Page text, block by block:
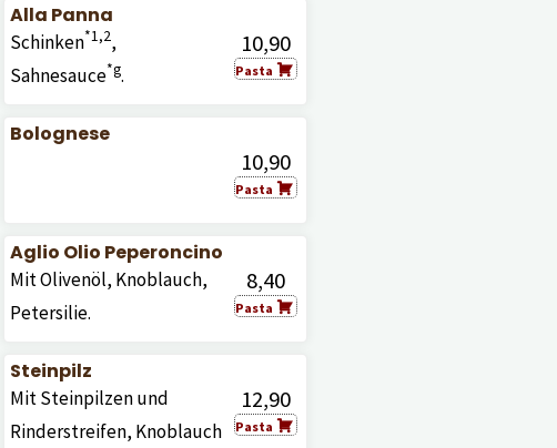
Alla Panna
10,90
Pasta
Schinken*1,2,
Sahnesauce*g.
Bolognese
10,90
Pasta
Aglio Olio Peperoncino
8,40
Pasta
Mit Olivenöl, Knoblauch,
Petersilie.
Steinpilz
12,90
Pasta
Mit Steinpilzen und
Rinderstreifen, Knoblauch